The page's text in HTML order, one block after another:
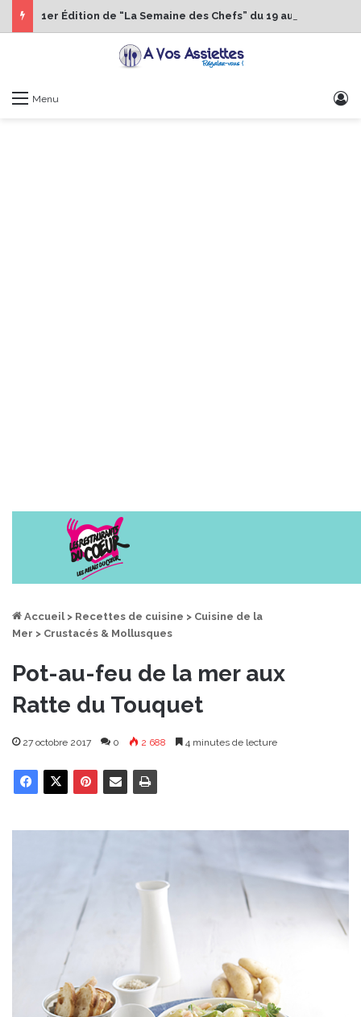
Menu
Accueil > Recettes de cuisine > Cuisine de la
Mer > Crustacés & Mollusques
Pot-au-feu de la mer aux
Ratte du Touquet
27 octobre 2017 0 2 688 4 minutes de lecture